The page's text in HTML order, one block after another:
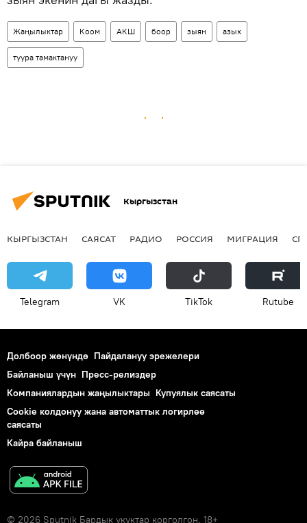
Жаңылыктар Коом АКШ боор зыян азык
туура тамактануу
Кыргызстан
КЫРГЫЗСТАН САЯСАТ РАДИО РОССИЯ МИГРАЦИЯ
Telegram VK ТikТоk Rutube
Долбоор жөнүндө Пайдалануу эрежелери
Байланыш үчүн Пресс-релиздер
Компаниялардын жаңылыктары Купуялык саясаты
Cookie колдонуу жана автоматтык логирлөө
саясаты
Кайра байланыш
© 2026 Sputnik Бардык укуктар корголгон. 18+